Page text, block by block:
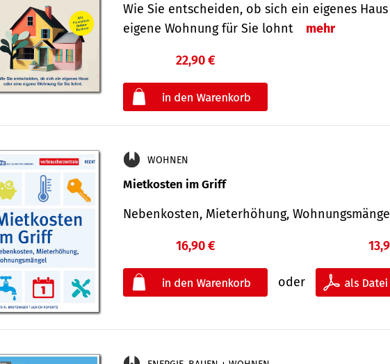
Wie Sie entscheiden, ob sich ein eigenes
eigene Wohnung für Sie lohnt
mehr
22,90 €
WOHNEN
Mietkosten im Griff
Nebenkosten, Mieterhöhung,
16,90 €
oder